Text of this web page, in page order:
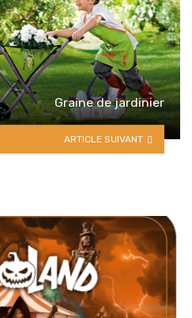
Graine de jardinier
ARTICLE SUIVANT